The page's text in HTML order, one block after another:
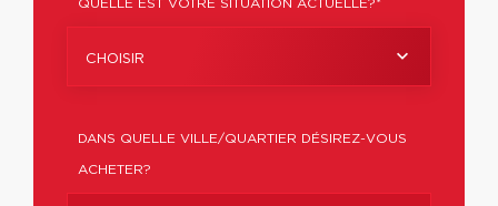
QUELLE EST VOTRE SITUATION ACTUELLE?*
CHOISIR
DANS QUELLE VILLE/QUARTIER DÉSIREZ-VOUS
ACHETER?